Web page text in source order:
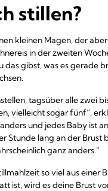
stillen?
kleinen Magen, der
in der zweiten
gibst, was es gerade
tagsüber alle zwei
vielleicht sogar fünf“,
und jedes Baby ist
Stunde lang an der
ganz anders.“
so viel aus
ist, wird es deine Brust